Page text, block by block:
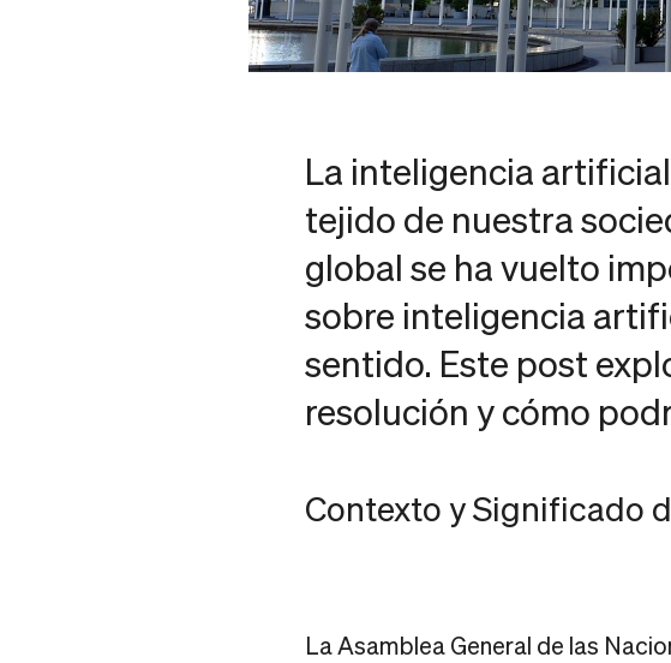
La inteligencia
tejido de nuestra
global se ha vuelto
sobre inteligencia
sentido. Este post
resolución y cómo
Contexto y Significado
La Asamblea General de las